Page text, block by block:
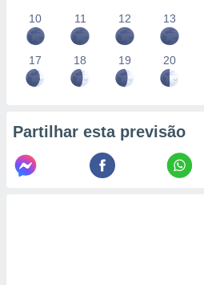
10 11 12 13
17 18 19 20
Partilhar esta previsão